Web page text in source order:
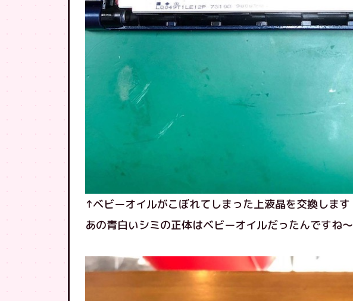
↑ベビーオイルがこぼれてしまった上液晶を交換します
あの青白いシミの正体はベビーオイルだったんですね〜